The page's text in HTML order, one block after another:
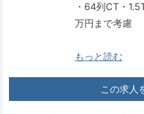
・64列CT・
万円まで考慮
もっと読む
この求人